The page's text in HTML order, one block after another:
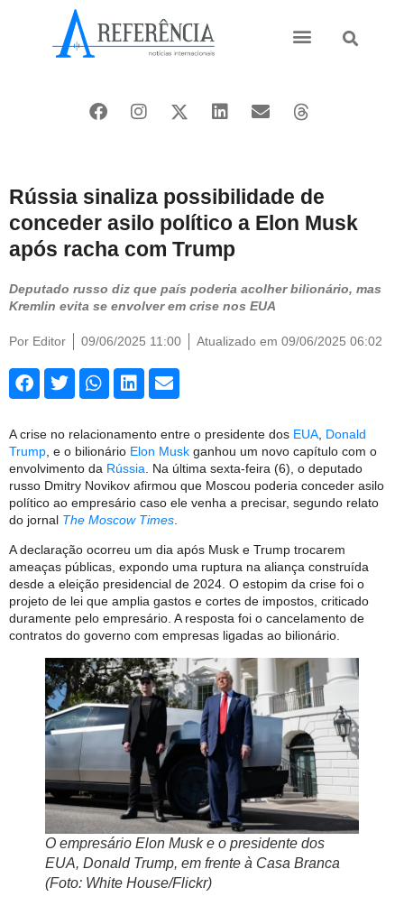
Rússia sinaliza possibilidade de
conceder asilo político a Elon Musk
após racha com Trump
Deputado russo diz que país poderia acolher bilionário, mas
Kremlin evita se envolver em crise nos EUA
Por Editor 09/06/2025 11:00 Atualizado em 09/06/2025 06:02
A crise no relacionamento entre o presidente dos EUA Donald
Trump , e o bilionário Elon Musk ganhou um novo capítulo com o
envolvimento da Rússia . Na última sexta-feira (6), o deputado
russo Dmitry Novikov afirmou que Moscou poderia conceder asilo
político ao empresário caso ele venha a precisar, segundo relato
do jornal The Moscow Times
A declaração ocorreu um dia após Musk e Trump trocarem
ameaças públicas, expondo uma ruptura na aliança construída
desde a eleição presidencial de 2024. O estopim da crise foi o
projeto de lei que amplia gastos e cortes de impostos, criticado
duramente pelo empresário. A resposta foi o cancelamento de
contratos do governo com empresas ligadas ao bilionário.
O empresário Elon Musk e o presidente dos
EUA, Donald Trump, em frente à Casa Branca
(Foto: White House/Flickr)